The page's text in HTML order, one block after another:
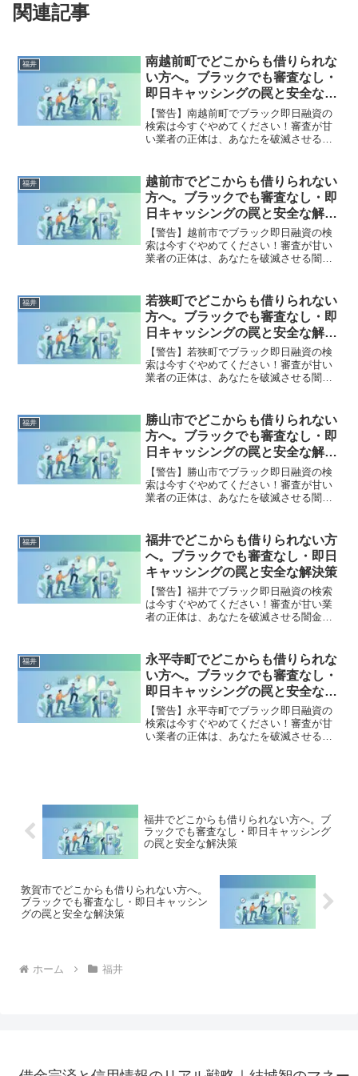
関連記事
福井
南越前町でどこからも借りられな
い方へ。ブラックでも審査なし・
即日キャッシングの罠と安全な解
決策
【警告】南越前町でブラック即日融資の
検索は今すぐやめてください！審査が甘
い業者の正体は、あなたを破滅させる闇
南越前町で違法業者を避け、借金地獄か
ら抜け出した方々の実体験と確実な解決
策を完全公開。
福井
越前市でどこからも借りられない
方へ。ブラックでも審査なし・即
日キャッシングの罠と安全な解決
策
【警告】越前市でブラック即日融資の検
索は今すぐやめてください！審査が甘い
業者の正体は、あなたを破滅させる闇金
市で違法業者を避け、借金地獄から抜け
出した方々の実体験と確実な解決策を完
全公開。
福井
若狭町でどこからも借りられない
方へ。ブラックでも審査なし・即
日キャッシングの罠と安全な解決
策
【警告】若狭町でブラック即日融資の検
索は今すぐやめてください！審査が甘い
業者の正体は、あなたを破滅させる闇金
町で違法業者を避け、借金地獄から抜け
出した方々の実体験と確実な解決策を完
全公開。
福井
勝山市でどこからも借りられない
方へ。ブラックでも審査なし・即
日キャッシングの罠と安全な解決
策
【警告】勝山市でブラック即日融資の検
索は今すぐやめてください！審査が甘い
業者の正体は、あなたを破滅させる闇金
市で違法業者を避け、借金地獄から抜け
出した方々の実体験と確実な解決策を完
全公開。
福井
福井でどこからも借りられない方
へ。ブラックでも審査なし・即日
キャッシングの罠と安全な解決策
【警告】福井でブラック即日融資の検索
は今すぐやめてください！審査が甘い業
者の正体は、あなたを破滅させる闇金で
違法業者を避け、借金地獄から抜け出し
た方々の実体験と確実な解決策を完全公
開。
福井
永平寺町でどこからも借りられな
い方へ。ブラックでも審査なし・
即日キャッシングの罠と安全な解
決策
【警告】永平寺町でブラック即日融資の
検索は今すぐやめてください！審査が甘
い業者の正体は、あなたを破滅させる闇
福井でどこからも借りられない方へ。ブ
ラックでも審査なし・即日キャッシング
の罠と安全な解決策
敦賀市でどこからも借りられない方へ。
ブラックでも審査なし・即日キャッシン
グの罠と安全な解決策
ホーム 福井